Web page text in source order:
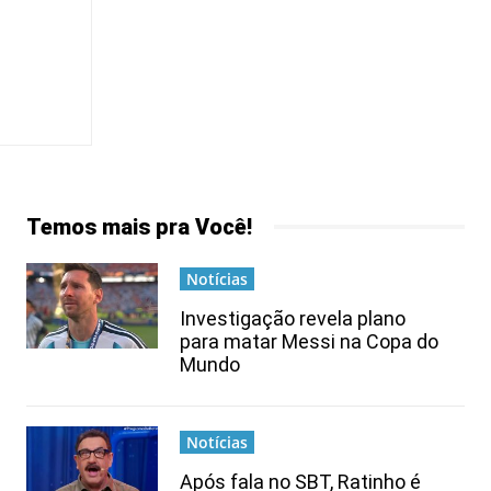
Temos mais pra Você!
Notícias
Investigação revela plano
para matar Messi na Copa do
Mundo
Notícias
Após fala no SBT, Ratinho é